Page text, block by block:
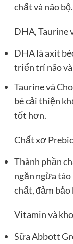
chất và não bộ.
DHA, Taurine
DHA là axit
triển trí não và
Taurine và
bé cải thiện
tốt hơn.
Chất xơ
Thành phần
ngăn ngừa
chất, đảm bảo
Vitamin và
Sữa Abbott